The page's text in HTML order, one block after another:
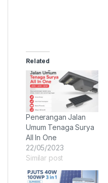
Related
Penerangan Jalan
Umum Tenaga Surya
All In One
22/05/2023
Similar post